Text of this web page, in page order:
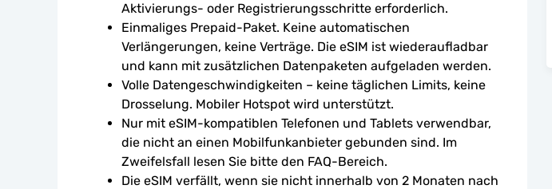
Aktivierungs- oder Registrierungsschritte erforderlich.
Einmaliges Prepaid-Paket. Keine automatischen
Verlängerungen, keine Verträge. Die eSIM ist wiederaufladbar
und kann mit zusätzlichen Datenpaketen aufgeladen werden.
Volle Datengeschwindigkeiten – keine täglichen Limits, keine
Drosselung. Mobiler Hotspot wird unterstützt.
Nur mit eSIM-kompatiblen Telefonen und Tablets verwendbar,
die nicht an einen Mobilfunkanbieter gebunden sind. Im
Zweifelsfall lesen Sie bitte den FAQ-Bereich.
Die eSIM verfällt, wenn sie nicht innerhalb von 2 Monaten nach